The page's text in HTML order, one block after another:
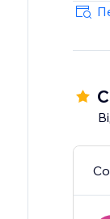
70+
more.